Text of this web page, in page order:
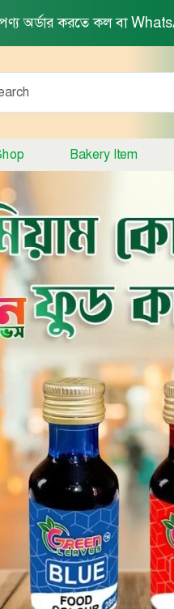
অর্ডার করতে কল বা
Bakery Item